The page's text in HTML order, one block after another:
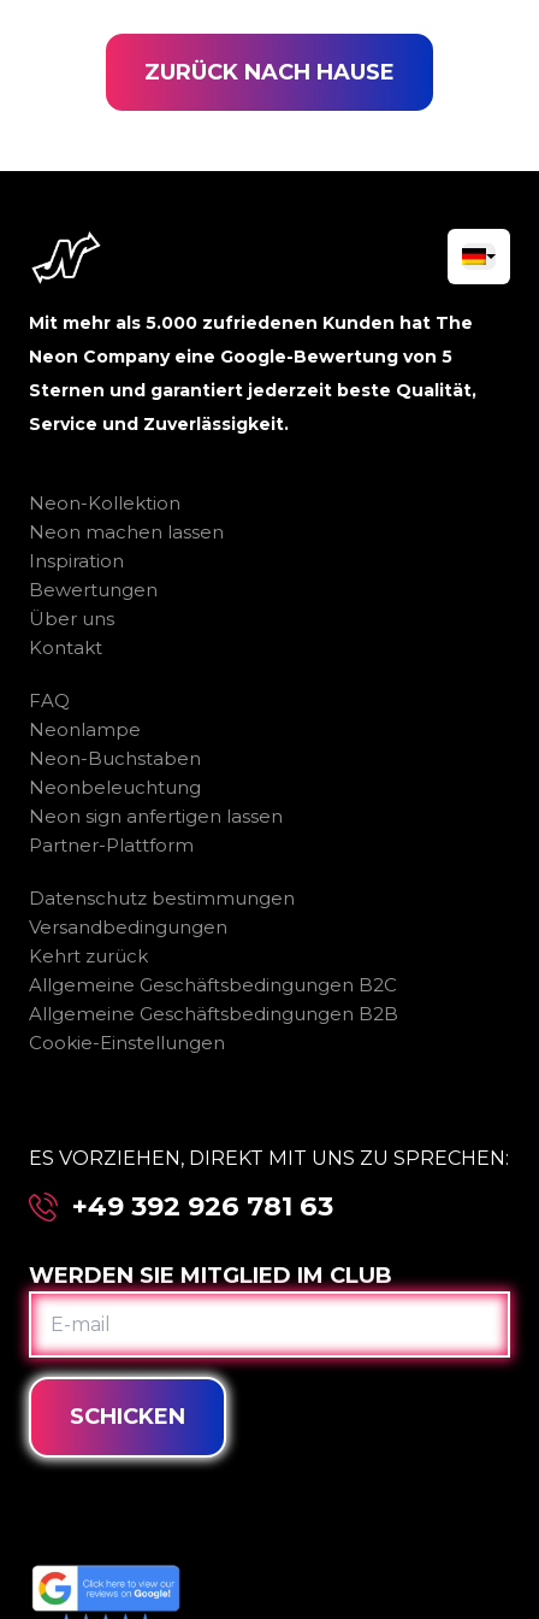
ZURÜCK NACH HAUSE
Mit mehr als 5.000 zufriedenen Kunden hat The
Neon Company eine Google-Bewertung von 5
Sternen und garantiert jederzeit beste Qualität,
Service und Zuverlässigkeit.
Neon-Kollektion
Neon machen lassen
Inspiration
Bewertungen
Über uns
Kontakt
FAQ
Neonlampe
Neon-Buchstaben
Neonbeleuchtung
Neon sign anfertigen lassen
Partner-Plattform
Datenschutz bestimmungen
Versandbedingungen
Kehrt zurück
Allgemeine Geschäftsbedingungen B2C
Allgemeine Geschäftsbedingungen B2B
Cookie-Einstellungen
ES VORZIEHEN, DIREKT MIT UNS ZU SPRECHEN:
+49 392 926 781 63
WERDEN SIE MITGLIED IM CLUB
E-
MAIL
SCHICKEN